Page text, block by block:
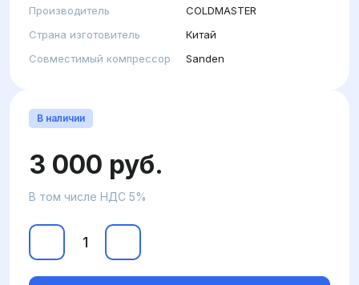
Производитель
COLDMASTER
Страна изготовитель
Китай
Совместимый компрессор
Sanden
В наличии
3 000 руб.
В том числе НДС 5%